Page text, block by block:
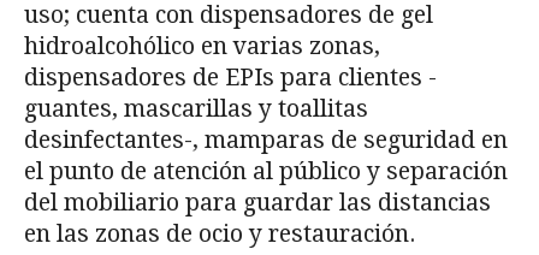
uso; cuenta con dispensadores de gel
hidroalcohólico en varias zonas,
dispensadores de EPIs para clientes -
guantes, mascarillas y toallitas
desinfectantes-, mamparas de seguridad en
el punto de atención al público y separación
del mobiliario para guardar las distancias
en las zonas de ocio y restauración.